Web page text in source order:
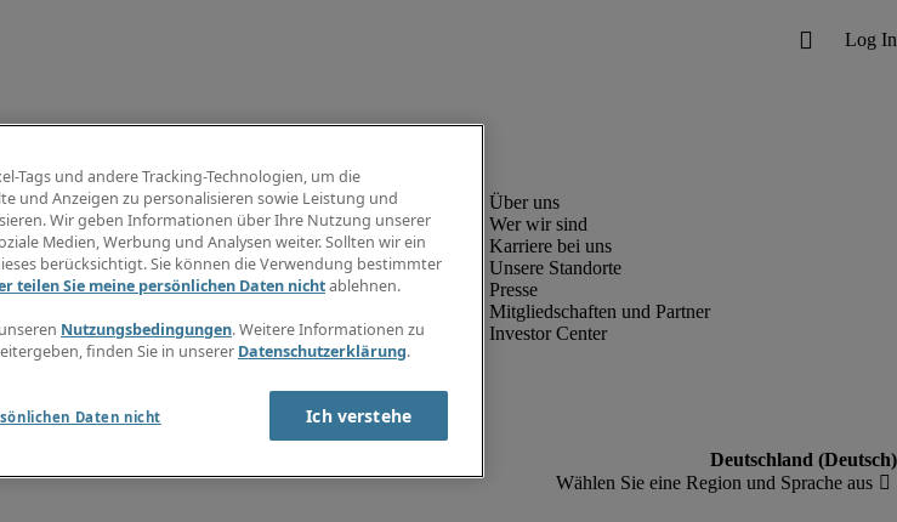
Info Center
Jobübersicht
Gehaltsübersicht
E-Learning
Wer wir sind
Karriere bei uns
Unsere Standorte
Presse
Mitgliedschaften und Partner
Investor Center
Tags und andere Tracking-Technologien, um die
und Anzeigen zu personalisieren sowie Leistung und
Wir geben Informationen über Ihre Nutzung unserer
Medien, Werbung und Analysen weiter. Sollten wir ein
berücksichtigt. Sie können die Verwendung bestimmter
teilen Sie meine persönlichen Daten nichtablehnen.
Nutzungsbedingungen. Weitere Informationen zu
finden Sie in unserer Datenschutzerklärung.
Daten nicht Ich verstehe